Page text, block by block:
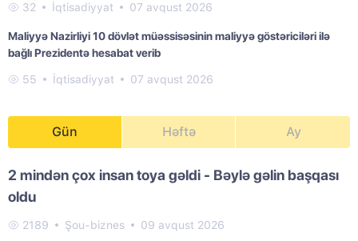
32 İqtisadiyyat 07 avqust 2026
Maliyyə Nazirliyi 10 dövlət müəssisəsinin maliyyə göstəriciləri ilə
bağlı Prezidentə hesabat verib
55 İqtisadiyyat 07 avqust 2026
Gün Həftə Ay
2 mindən çox insan toya gəldi - Bəylə gəlin başqası
oldu
2189 Şou-biznes 09 avqust 2026